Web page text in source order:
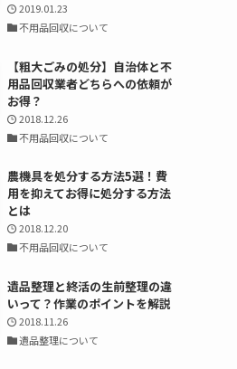
2019.01.23
不用品回収について
【粗大ごみの処分】自治体と不
用品回収業者どちらへの依頼が
お得？
2018.12.26
不用品回収について
農機具を処分する方法5選！費
用を抑えてお得に処分する方法
とは
2018.12.20
不用品回収について
遺品整理と終活の生前整理の違
いって？作業のポイントを解説
2018.11.26
遺品整理について